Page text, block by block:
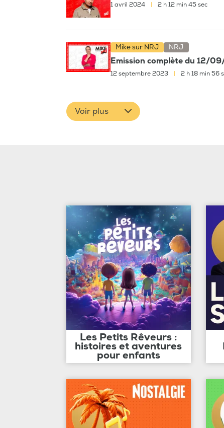
1 avril 2024 | 2 h 12 min 45 sec
Mike sur NRJ NRJ
Emission complète du 12/
12 septembre 2023 | 2 h 18 min 56
Voir plus
Les Petits Rêveurs :
histoires et aventures
pour enfants